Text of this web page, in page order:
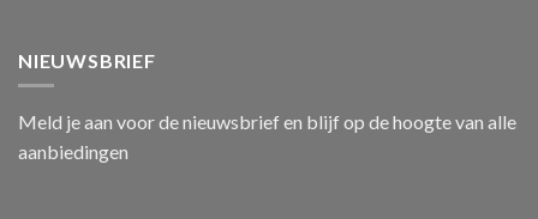
NIEUWSBRIEF
Meld je aan voor de nieuwsbrief en blijf op de hoogte van alle
aanbiedingen